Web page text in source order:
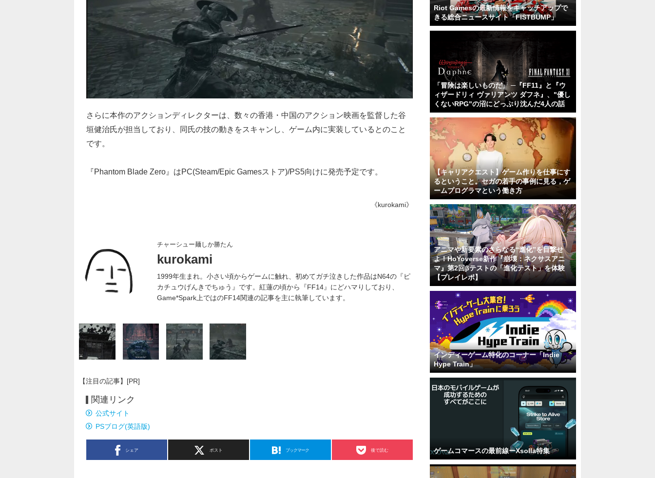
さらに本作のアクションディレクターは、数々の香港・中国のアクション映画を監督した谷
垣健治氏が担当しており、同氏の技の動きをスキャンし、ゲーム内に実装しているとのこと
です。
『Phantom Blade Zero』はPC(Steam/Epic Gamesストア)/PS5向けに発売予定です。
《kurokami》
チャーシュー麺しか勝たん
kurokami
1999年生まれ。小さい頃からゲームに触れ、初めてガチ泣きした作品はN64の『ピ
カチュウげんきでちゅう』です。紅蓮の頃から『FF14』にどハマりしており、
Game*Spark上ではのFF14関連の記事を主に執筆しています。
【注目の記事】[PR]
関連リンク
公式サイト
PSブログ(英語版)
シェア ポスト ブックマーク 後で読む
Riot Gamesの最新情報をキャッチアップで
きる総合ニュースサイト「FISTBUMP」
「冒険は楽しいものだ」 ─『FF11』と『ウ
ィザードリィ ヴァリアンツ ダフネ』、"優し
くないRPG"の沼にどっぷり沈んだ4人の話
【キャリアクエスト】ゲーム作りを仕事にす
るということ。セガの若手の事例に見る，ゲ
ームプログラマという働き方
アニマや新要素のさらなる“進化”を目撃せ
よ！HoYoverse新作『崩壊：ネクサスアニ
マ』第2回βテストの「進化テスト」を体験
【プレイレポ】
インディーゲーム特化のコーナー「Indie
Hype Train」
ゲームコマースの最前線ーXsolla特集